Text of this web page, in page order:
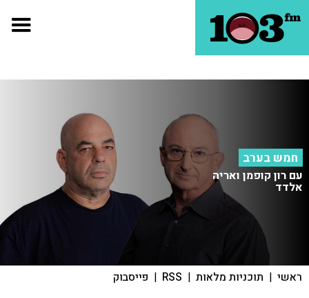
חמש בערב
עם רון קופמן ואריה
אלדד
ראשי | תוכניות מלאות |
RSS
| פייסבוק